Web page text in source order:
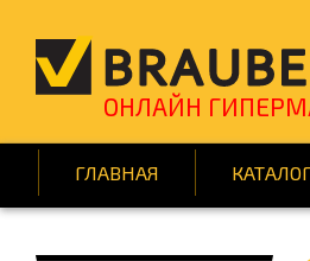
ОНЛАЙН
ГЛАВНАЯ